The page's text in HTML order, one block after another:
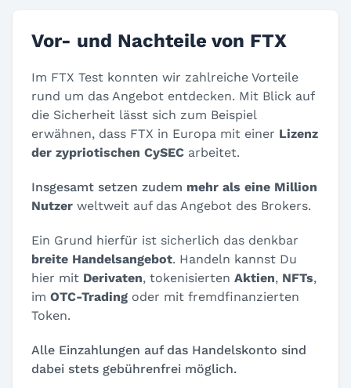
Vor- und Nachteile von FTX
Im FTX Test konnten wir zahlreiche Vorteile
rund um das Angebot entdecken. Mit Blick auf
die Sicherheit lässt sich zum Beispiel
erwähnen, dass FTX in Europa mit einer Lizenz
der zypriotischen CySEC arbeitet.
Insgesamt setzen zudem mehr als eine Million
Nutzer weltweit auf das Angebot des Brokers.
Ein Grund hierfür ist sicherlich das denkbar
breite Handelsangebot. Handeln kannst Du
hier mit Derivaten, tokenisierten Aktien, NFTs,
im OTC-Trading oder mit fremdfinanzierten
Token.
Alle Einzahlungen auf das Handelskonto sind
dabei stets gebührenfrei möglich.